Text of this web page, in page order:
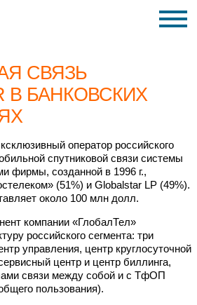
СВЯЗЬ
В БАНКОВСКИХ
оператор российского
спутниковой связи системы
фирмы, созданной в 1996 г.,
(51%) и Globalstar LP (49%).
около 100 млн долл.
компании «ГлобалТел»
российского сегмента: три
управления, центр круглосуточной
центр и центр биллинга,
связи между собой и с ТфОП
пользования).